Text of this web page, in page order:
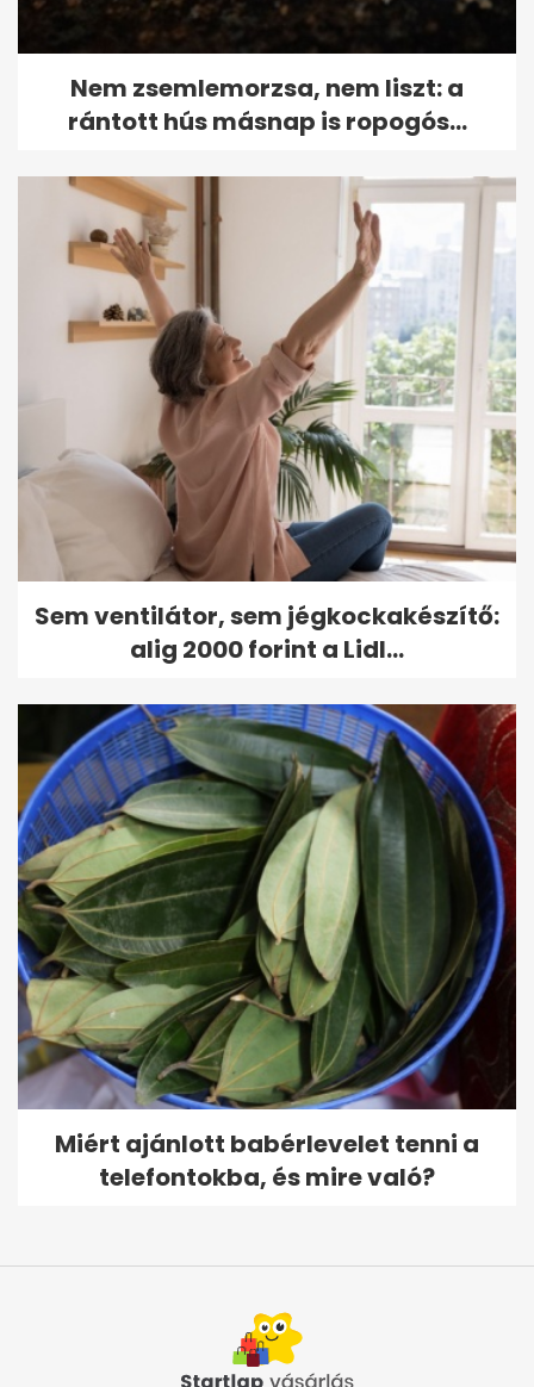
Nem zsemlemorzsa, nem liszt: a
rántott hús másnap is ropogós...
Sem ventilátor, sem jégkockakészítő:
alig 2000 forint a Lidl...
Miért ajánlott babérlevelet tenni a
telefontokba, és mire való?